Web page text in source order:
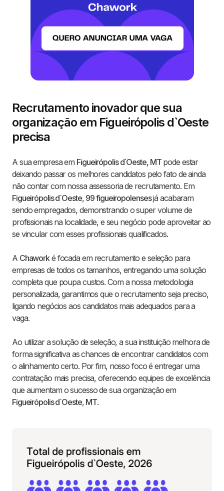
Recrutamento inovador que sua
organização em Figueirópolis d`Oeste
precisa
A sua empresa em Figueirópolis d`Oeste, MTpode estar
deixando passar os melhores candidatos pelo fato de ainda
não contar com nossa assessoria de recrutamento. Em
Figueirópolis d`Oeste, 99 figueiropolensesjá acabaram
sendo empregados, demonstrando o super volume de
profissionais na localidade, e seu negócio pode aproveitar ao
se vincular com esses profissionais qualificados.
A Chaworké focada em recrutamento e seleção para
empresas de todos os tamanhos, entregando uma solução
completa que poupa custos. Com a nossa metodologia
personalizada, garantimos que o recrutamento seja preciso,
ligando negócios aos candidatos mais adequados para a
vaga.
Ao utilizar a solução de seleção, a sua instituição melhora de
forma significativa as chances de encontrar candidatos com
o alinhamento certo. Por fim, nosso foco é entregar uma
contratação mais precisa, oferecendo equipes de excelência
que aumentam o sucesso de sua organização em
Figueirópolis d`Oeste, MT.